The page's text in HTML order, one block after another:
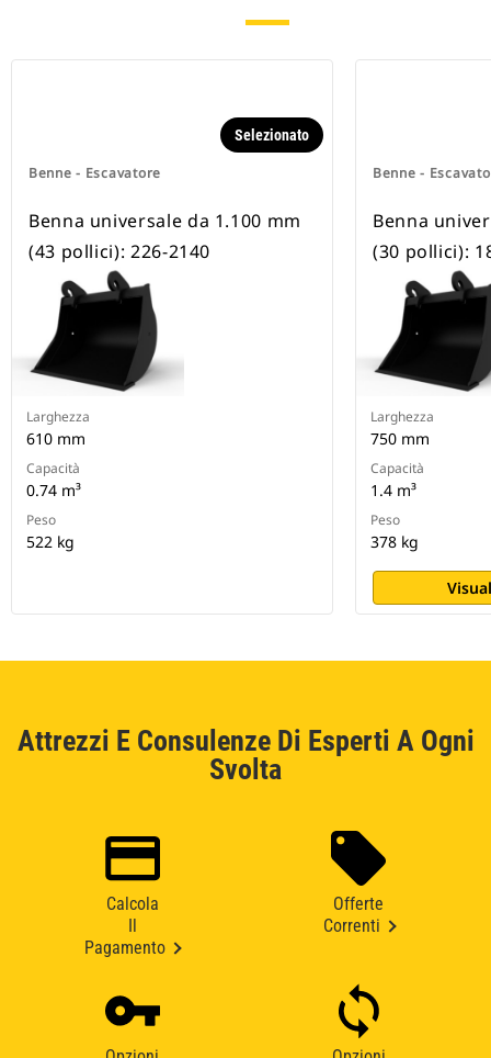
Benne - Escavatore
Selezionato
Benna universale da 1.100 mm
(43 pollici): 226-2140
Larghezza
610 mm
Capacità
0.74 m³
Peso
522 kg
Benne -
Benna
(30 pollici):
Larghezza
750 mm
Capacità
1.4 m³
Peso
378 kg
Attrezzi E Consulenze Di Esperti A Ogni
Svolta
Calcola
Pagamento
Offerte
Correnti